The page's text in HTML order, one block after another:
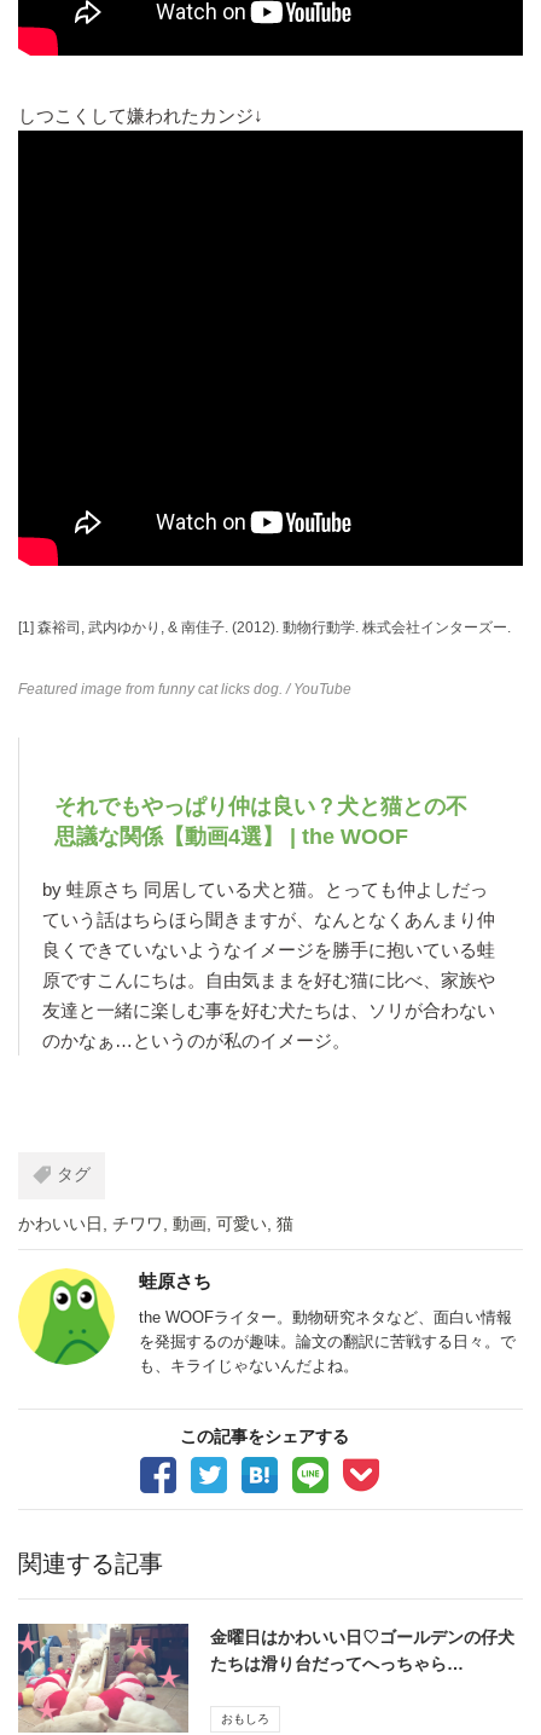
しつこくして嫌われたカンジ↓
[1] 森裕司, 武内ゆかり, & 南佳子. (2012). 動物行動学. 株式会社インターズー.
Featured image from funny cat licks dog./ YouTube
それでもやっぱり仲は良い？犬と猫との不
思議な関係【動画4選】 | the WOOF
by 蛙原さち 同居している犬と猫。とっても仲よしだっ
ていう話はちらほら聞きますが、なんとなくあんまり仲
良くできていないようなイメージを勝手に抱いている蛙
原ですこんにちは。自由気ままを好む猫に比べ、家族や
友達と一緒に楽しむ事を好む犬たちは、ソリが合わない
のかなぁ…というのが私のイメージ。
タグ
かわいい日 チワワ 動画 可愛い 猫
蛙原さち
the WOOFライター。動物研究ネタなど、面白い情報
を発掘するのが趣味。論文の翻訳に苦戦する日々。で
も、キライじゃないんだよね。
この記事をシェアする
関連する記事
金曜日はかわいい日♡ゴールデンの仔犬
たちは滑り台だってへっちゃら…
おもしろ